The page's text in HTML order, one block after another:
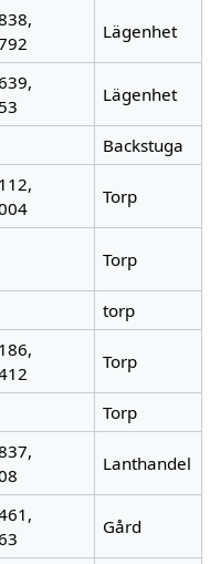
Lägenhet
Lägenhet
Backstuga
Torp
Torp
torp
Torp
Torp
Lanthandel
Gård